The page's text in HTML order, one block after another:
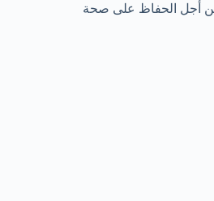
من أجل الحفاظ على صحة